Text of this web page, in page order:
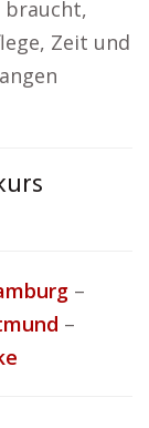
braucht,
Zeit und
–
–